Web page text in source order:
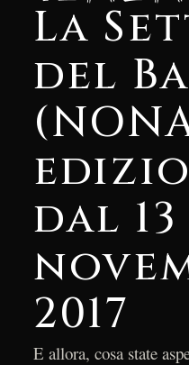
La
del
dal 13
2017
E allora, cosa state